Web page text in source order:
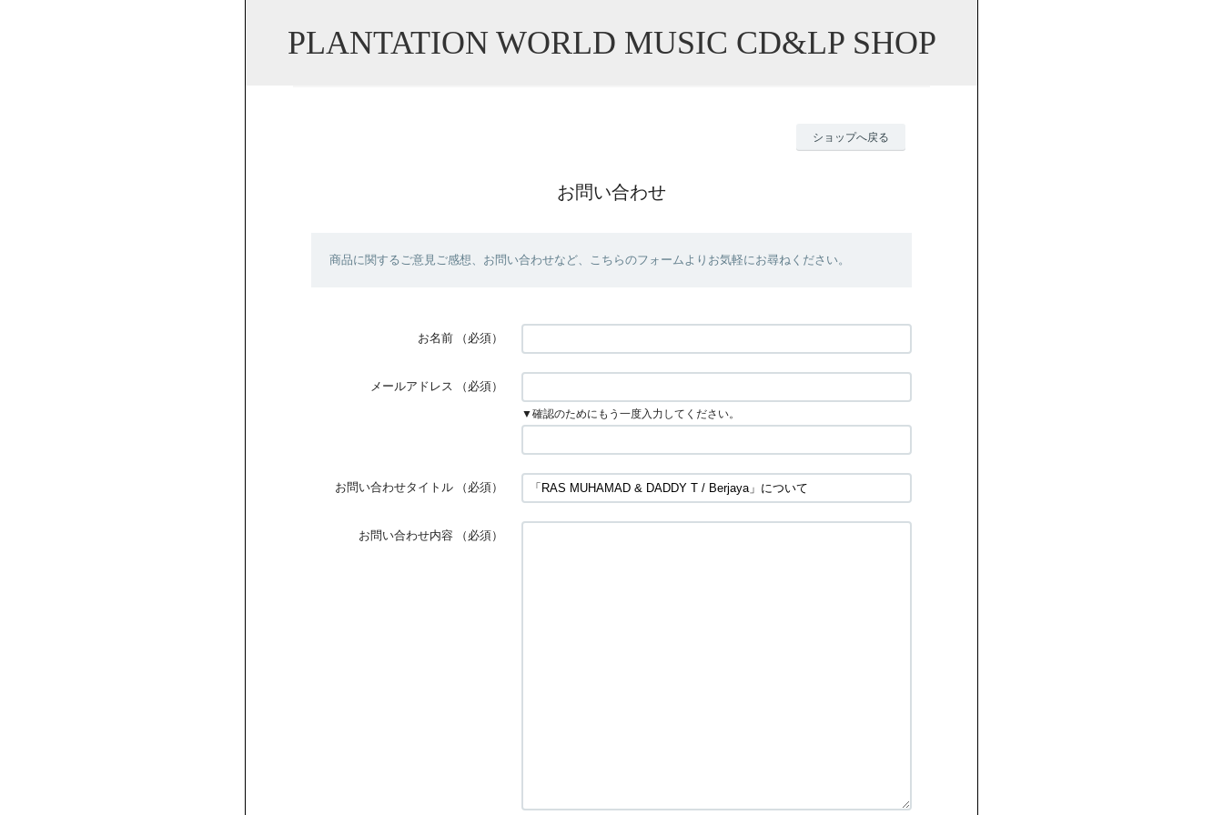
PLANTATION WORLD MUSIC CD&LP SHOP
ショップへ戻る
お問い合わせ
商品に関するご意見ご感想、お問い合わせなど、こちらのフォームよりお気軽にお尋ねください。
お名前 （必須）
メールアドレス （必須）
▼確認のためにもう一度入力してください。
お問い合わせタイトル （必須）
お問い合わせ内容 （必須）